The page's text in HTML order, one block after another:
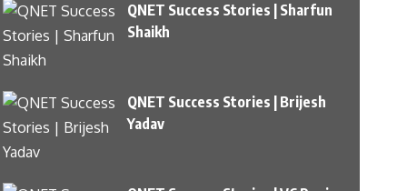
QNET Success Stories | Sharfun
Shaikh
QNET Success Stories | Brijesh
Yadav